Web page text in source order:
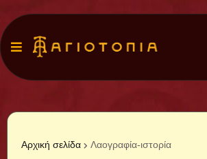
Αρχική σελίδα Λαογραφία-ιστορία